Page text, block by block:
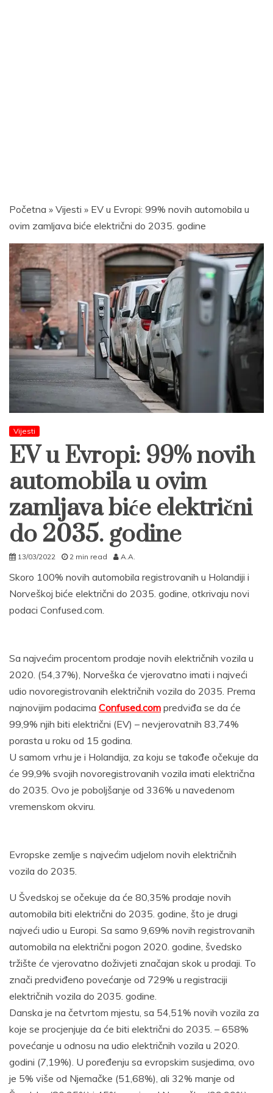
Početna » Vijesti » EV u Evropi: 99% novih automobila u
ovim zamljava biće električni do 2035. godine
Vijesti
EV u Evropi: 99% novih
automobila u ovim
zamljava biće električni
do 2035. godine
13/03/2022 2 min read A.A.
Skoro 100% novih automobila registrovanih u Holandiji i
Norveškoj biće električni do 2035. godine, otkrivaju novi
podaci Confused.com.
Sa najvećim procentom prodaje novih električnih vozila u
2020. (54,37%), Norveška će vjerovatno imati i najveći
udio novoregistrovanih električnih vozila do 2035. Prema
najnovijim podacima Confused.com predviđa se da će
99,9% njih biti električni (EV) – nevjerovatnih 83,74%
porasta u roku od 15 godina.
U samom vrhu je i Holandija, za koju se takođe očekuje da
će 99,9% svojih novoregistrovanih vozila imati električna
do 2035. Ovo je poboljšanje od 336% u navedenom
vremenskom okviru.
Evropske zemlje s najvećim udjelom novih električnih
vozila do 2035.
U Švedskoj se očekuje da će 80,35% prodaje novih
automobila biti električni do 2035. godine, što je drugi
najveći udio u Europi. Sa samo 9,69% novih registrovanih
automobila na električni pogon 2020. godine, švedsko
tržište će vjerovatno doživjeti značajan skok u prodaji. To
znači predviđeno povećanje od 729% u registraciji
električnih vozila do 2035. godine.
Danska je na četvrtom mjestu, sa 54,51% novih vozila za
koje se procjenjuje da će biti električni do 2035. – 658%
povećanje u odnosu na udio električnih vozila u 2020.
godini (7,19%). U poređenju sa evropskim susjedima, ovo
je 5% više od Njemačke (51,68%), ali 32% manje od